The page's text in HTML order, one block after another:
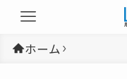
ホーム